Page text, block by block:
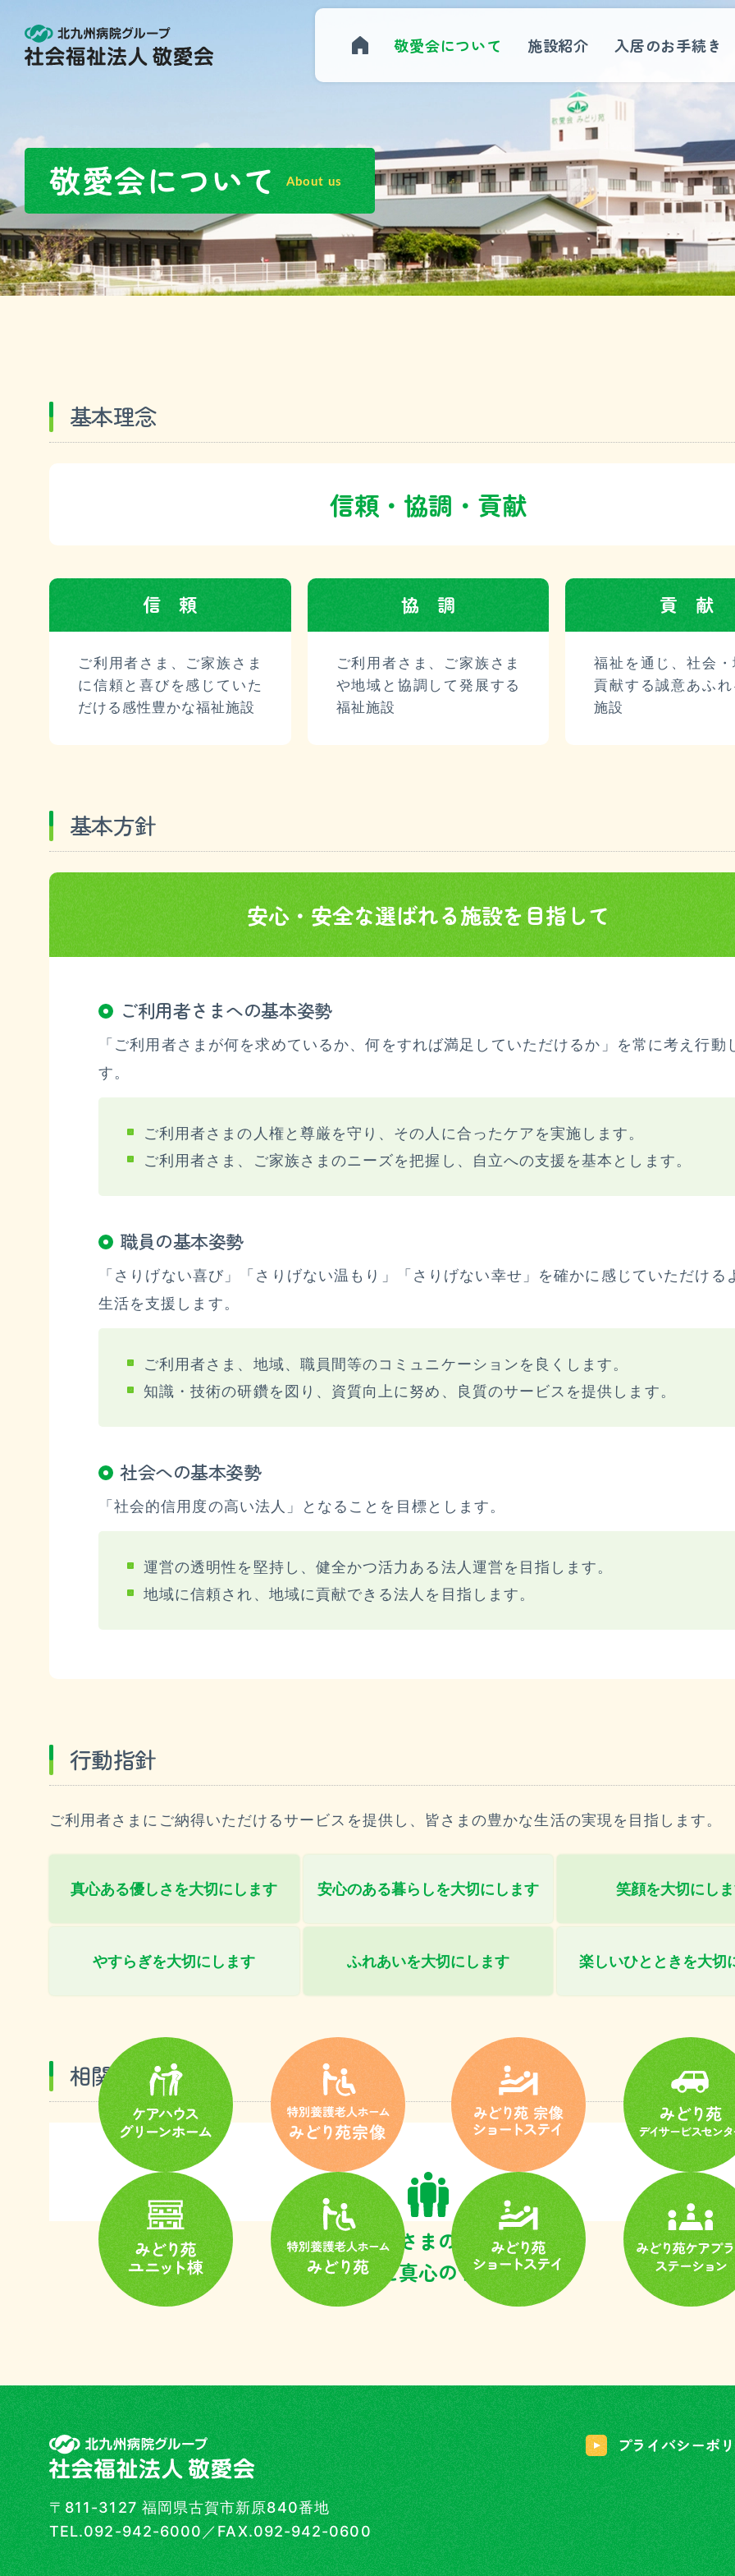
HOME
敬愛会について 施設紹介 入居のお手続き
お知らせ
敬愛会について
沿革・概要
施設紹介
特別養護老人ホームみどり苑
特別養護老人ホームみどり苑ユニット棟
ケアハウスグリーンホーム
みどり苑デイサービスセンター
特別養護老人ホームみどり苑宗像ショートステイ
プライバシーポリシ
敬愛会について About us
基本理念
信頼・協調・貢献
信頼
ご利用者さま、ご家族さま
に信頼と喜びを感じていた
だける感性豊かな福祉施設
協調
ご利用者さま、ご家族さま
や地域と協調して発展する
福祉施設
貢献
福祉を通じ、社会
貢献する誠意あふ
施設
基本方針
安心・安全な選ばれる施設を目指して
ご利用者さまへの基本姿勢
「ご利用者さまが何を求めているか、何をすれば満足していただけるか」を常に考え行動
す。
ご利用者さまの人権と尊厳を守り、その人に合ったケアを実施します。
ご利用者さま、ご家族さまのニーズを把握し、自立への支援を基本とします。
職員の基本姿勢
「さりげない喜び」「さりげない温もり」「さりげない幸せ」を確かに感じていただける
生活を支援します。
ご利用者さま、地域、職員間等のコミュニケーションを良くします。
知識・技術の研鑽を図り、資質向上に努め、良質のサービスを提供します。
社会への基本姿勢
「社会的信用度の高い法人」となることを目標とします。
運営の透明性を堅持し、健全かつ活力ある法人運営を目指します。
地域に信頼され、地域に貢献できる法人を目指します。
行動指針
ご利用者さまにご納得いただけるサービスを提供し、皆さまの豊かな生活の実現を目指します。
真心ある優しさを大切にします 安心のある暮らしを大切にします 笑顔を大切にし
やすらぎを大切にします ふれあいを大切にします 楽しいひとときを大切
相関図
ご利用者さまのニーズに
合わせた真心のサポート
〒811-3127 福岡県古賀市新原840番地
TEL.092-942-6000／FAX.092-942-0600
プライバシーポ